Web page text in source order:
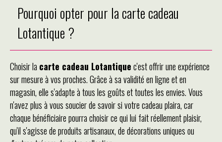
Pourquoi opter pour la carte cadeau
Lotantique ?
Choisir lacarte cadeau Lotantiquec'est offrir une expérience
sur mesure à vos proches. Grâce à sa validité en ligne et en
magasin, elle s'adapte à tous les goûts et toutes les envies. Vous
n'avez plus à vous soucier de savoir si votre cadeau plaira, car
chaque bénéficiaire pourra choisir ce qui lui fait réellement plaisir,
qu'il s'agisse de produits artisanaux, de décorations uniques ou